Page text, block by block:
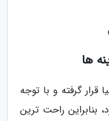
ها
گرفته و با توجه
بنابراین راحت ترین